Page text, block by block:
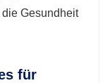
Gesundheit
für